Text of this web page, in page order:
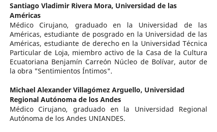
Santiago Vladimir Rivera Mora, Universidad de las
Américas
Médico Cirujano, graduado en la Universidad de las
Américas, estudiante de posgrado en la Universidad de las
Américas, estudiante de derecho en la Universidad Técnica
Particular de Loja, miembro activo de la Casa de la Cultura
Ecuatoriana Benjamín Carreón Núcleo de Bolívar, autor de
la obra "Sentimientos Íntimos".
Michael Alexander Villagómez Arguello, Universidad
Regional Autónoma de los Andes
Médico Cirujano, graduado en la Universidad Regional
Autónoma de los Andes UNIANDES.